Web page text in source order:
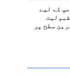
کے لیے
سطح پر